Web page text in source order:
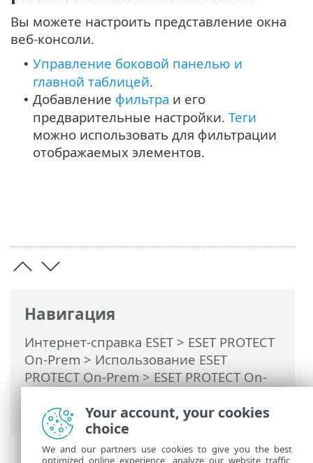
Навигация
Интернет-справка ESET> ESET PROTECT
On-Prem > Использование ESET
PROTECT On-Prem>ESET PROTECT On-
Сертификаты> Сертификаты узлов
Вы можете настроить представление окна
веб-консоли.
• Управление боковой панелью и
главной таблицей.
• Добавление фильтра и его
предварительные настройки. Теги
можно использовать для фильтрации
отображаемых элементов.
Your account, your cookies
choice
We and our partners use cookies to give you the best
optimized online experience, analyze our website traffic,